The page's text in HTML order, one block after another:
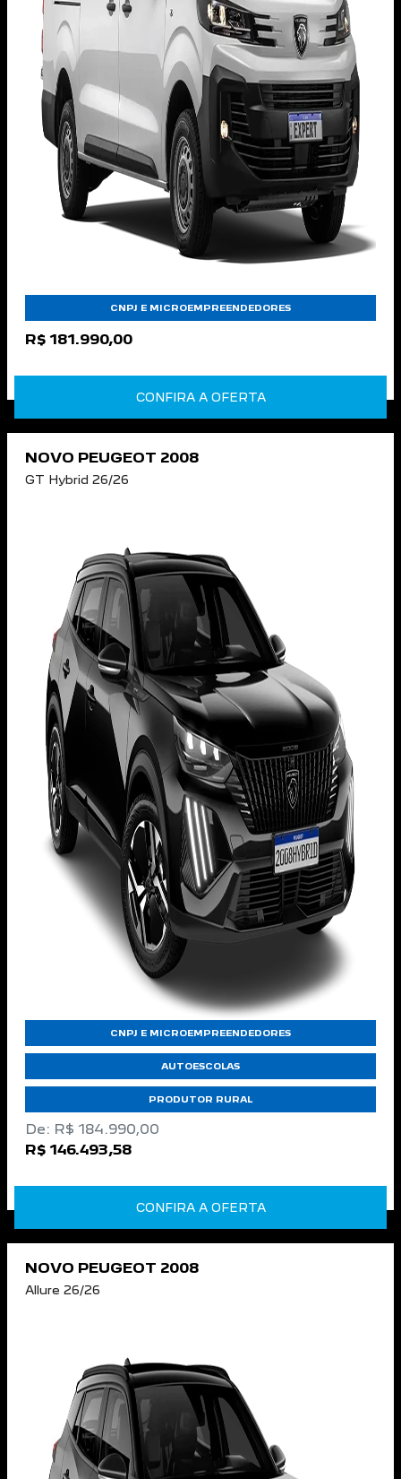
CNPJ E MICROEMPREENDEDORES
R$ 181.990,00
CONFIRA A OFERTA
NOVO PEUGEOT 2008
GT Hybrid 26/26
CNPJ E MICROEMPREENDEDORES
AUTOESCOLAS
PRODUTOR RURAL
De: R$ 184.990,00
R$ 146.493,58
CONFIRA A OFERTA
NOVO PEUGEOT 2008
Allure 26/26